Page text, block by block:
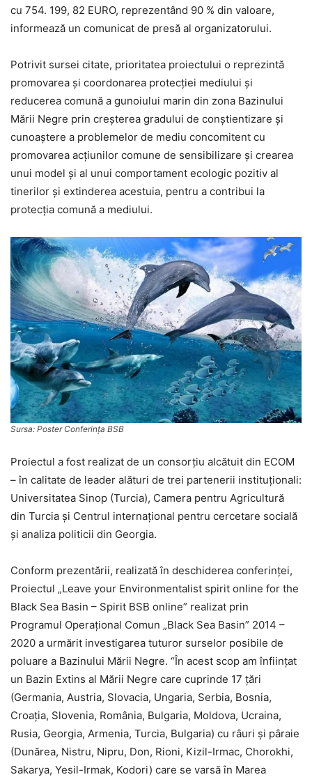
cu 754. 199, 82 EURO, reprezentând 90 % din valoare,
informează un comunicat de presă al organizatorului.
Potrivit sursei citate, prioritatea proiectului o reprezintă
promovarea şi coordonarea protecției mediului și
reducerea comună a gunoiului marin din zona Bazinului
Mării Negre prin creșterea gradului de conștientizare și
cunoaștere a problemelor de mediu concomitent cu
promovarea acțiunilor comune de sensibilizare şi crearea
unui model și al unui comportament ecologic pozitiv al
tinerilor și extinderea acestuia, pentru a contribui la
protecția comună a mediului.
Sursa: Poster Conferinţa BSB
Proiectul a fost realizat de un consorţiu alcătuit din ECOM
– în calitate de leader alături de trei partenerii instituţionali:
Universitatea Sinop (Turcia), Camera pentru Agricultură
din Turcia şi Centrul internaţional pentru cercetare socială
şi analiza politicii din Georgia.
Conform prezentării, realizată în deschiderea conferinţei,
Proiectul „Leave your Environmentalist spirit online for the
Black Sea Basin – Spirit BSB online” realizat prin
Programul Operațional Comun „Black Sea Basin” 2014 –
2020 a urmărit investigarea tuturor surselor posibile de
poluare a Bazinului Mării Negre. “În acest scop am înființat
un Bazin Extins al Mării Negre care cuprinde 17 țări
(Germania, Austria, Slovacia, Ungaria, Serbia, Bosnia,
Croația, Slovenia, România, Bulgaria, Moldova, Ucraina,
Rusia, Georgia, Armenia, Turcia, Bulgaria) cu râuri și pâraie
(Dunărea, Nistru, Nipru, Don, Rioni, Kizil-Irmac, Chorokhi,
Sakarya, Yesil-Irmak, Kodori) care se varsă în Marea